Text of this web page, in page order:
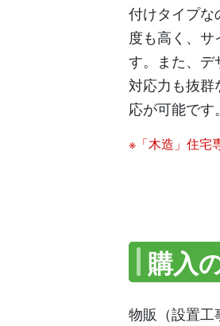
付けタイプな
度も高く、
す。また、デ
対応力も抜
応が可能です。
※「木造」住宅
購入
物販（設置工